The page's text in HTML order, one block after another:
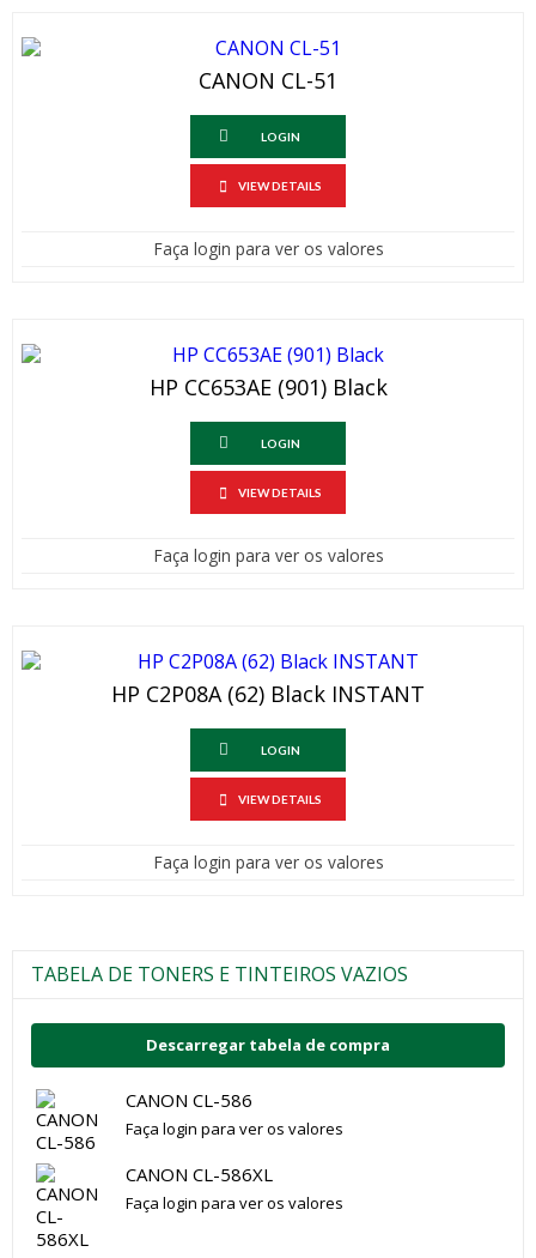
CANON CL-51
LOGIN
VIEW DETAILS
Faça login para ver os valores
HP CC653AE (901) Black
LOGIN
VIEW DETAILS
Faça login para ver os valores
HP C2P08A (62) Black INSTANT
LOGIN
VIEW DETAILS
Faça login para ver os valores
TABELA DE TONERS E TINTEIROS VAZIOS
Descarregar tabela de compra
CANON CL-586
Faça login para ver os valores
CANON CL-586XL
Faça login para ver os valores